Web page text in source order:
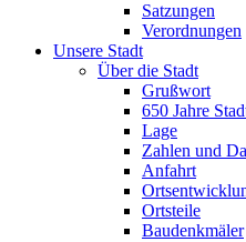
Satzungen
Verordnungen
Unsere Stadt
Über die Stadt
Grußwort
650 Jahre
Lage
Zahlen und
Anfahrt
Ortsteile
Baudenkmäler